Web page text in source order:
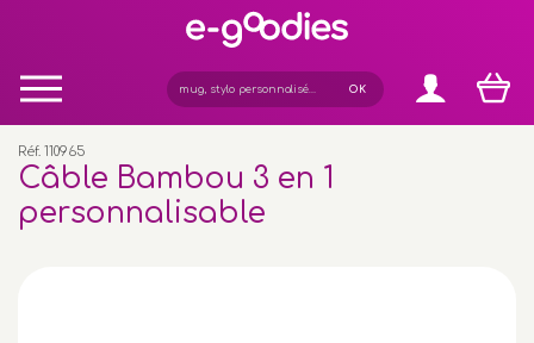
Réf. 110965
Câble Bambou 3 en 1
personnalisable